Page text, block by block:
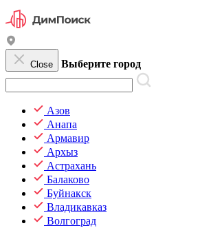
Close Выберите город
Азов
Анапа
Армавир
Архыз
Астрахань
Балаково
Буйнакск
Владикавказ
Волгоград